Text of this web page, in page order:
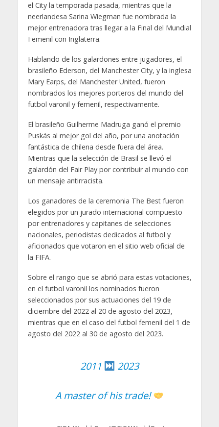
el City la temporada pasada, mientras que la
neerlandesa Sarina Wiegman fue nombrada la
mejor entrenadora tras llegar a la Final del Mundial
Femenil con Inglaterra.
Hablando de los galardones entre jugadores, el
brasileño Ederson, del Manchester City, y la inglesa
Mary Earps, del Manchester United, fueron
nombrados los mejores porteros del mundo del
futbol varonil y femenil, respectivamente.
El brasileño Guilherme Madruga ganó el premio
Puskás al mejor gol del año, por una anotación
fantástica de chilena desde fuera del área.
Mientras que la selección de Brasil se llevó el
galardón del Fair Play por contribuir al mundo con
un mensaje antirracista.
Los ganadores de la ceremonia The Best fueron
elegidos por un jurado internacional compuesto
por entrenadores y capitanes de selecciones
nacionales, periodistas dedicados al futbol y
aficionados que votaron en el sitio web oficial de
la FIFA.
Sobre el rango que se abrió para estas votaciones,
en el futbol varonil los nominados fueron
seleccionados por sus actuaciones del 19 de
diciembre del 2022 al 20 de agosto del 2023,
mientras que en el caso del futbol femenil del 1 de
agosto del 2022 al 30 de agosto del 2023.
2011 2023
A master of his trade!